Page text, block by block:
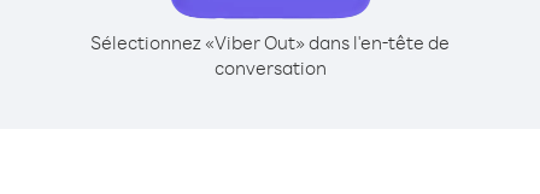
Sélectionnez «Viber Out» dans l'en-tête de
conversation